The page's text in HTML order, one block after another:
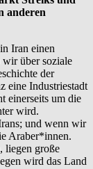
anderen
Iran einen
wir über soziale
der
eine Industriestadt
einerseits um die
wird.
und wenn wir
Araber*innen.
liegen große
wird das Land